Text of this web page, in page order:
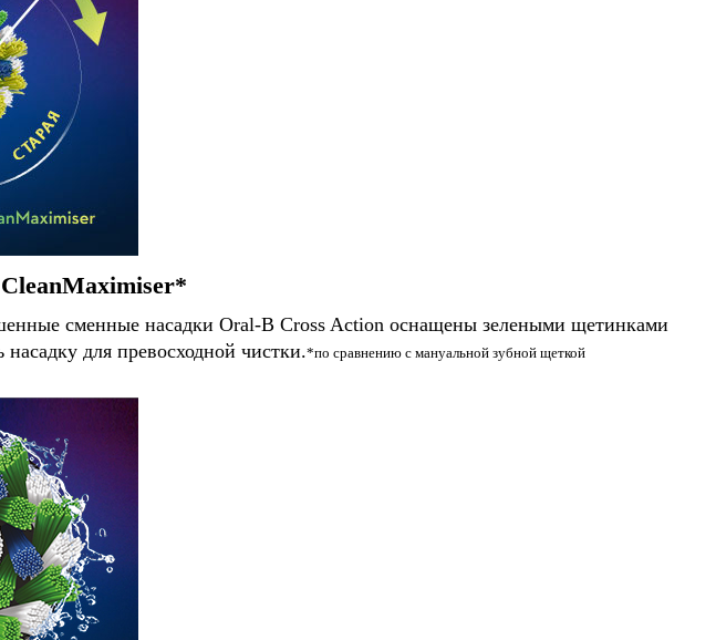
сменные насадки Oral-B Cross Action оснащены зелеными щетинками
для превосходной чистки.*по сравнению с мануальной зубной щеткой